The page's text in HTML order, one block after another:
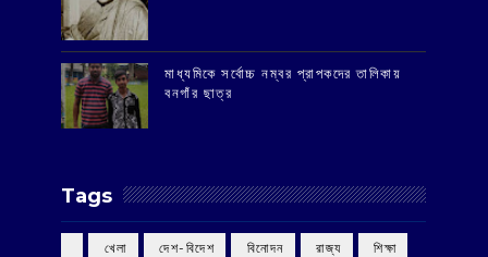
মাধ্যমিকে সর্বোচ্চ নম্বর প্রাপকদের তালিকায়
বনগাঁর ছাত্র
Tags
‌ খেলা ‌ দেশ-বিদেশ ‌ বিনোদন ‌ রাজ্য ‌ শিক্ষা